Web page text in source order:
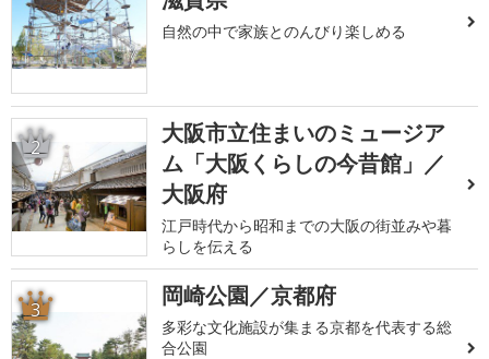
自然の中で家族とのんびり楽しめる
2
大阪市立住まいのミュージア
ム「大阪くらしの今昔館」／
大阪府
江戸時代から昭和までの大阪の街並みや暮
らしを伝える
3 岡崎公園／京都府
多彩な文化施設が集まる京都を代表する総
合公園